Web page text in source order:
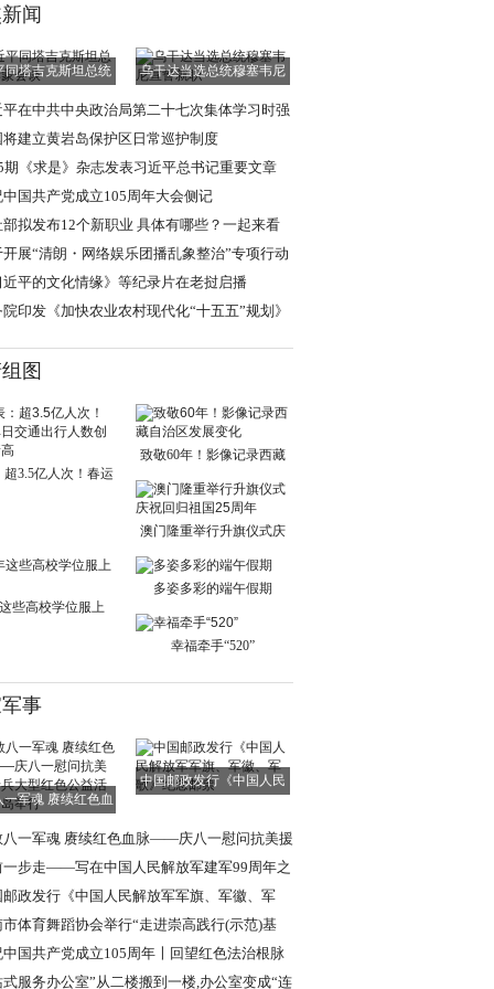
闻
同塔吉克斯坦总统
乌干达当选总统穆塞韦尼
平在中共中央政治局第二十七次集体学习时强
化政治引领
将建立黄岩岛保护区日常巡护制度
期《求是》杂志发表习近平总书记重要文章
中国共产党成立105周年大会侧记
部拟发布12个新职业 具体有哪些？一起来看
开展“清朗・网络娱乐团播乱象整治”专项行动
知
近平的文化情缘》等纪录片在老挝启播
印发《加快农业农村现代化“十五五”规划》
图
超3.5亿人次！春运
致敬60年！影像记录西藏
自治区发展变化
澳门隆重举行升旗仪式庆
祝回归祖国25周
些高校学位服上
多姿多彩的端午假期
幸福牵手“520”
事
一军魂 赓续红色血
中国邮政发行《中国人民
八一军魂 赓续红色血脉——庆八一慰问抗美援
兵大型红色
一步走——写在中国人民解放军建军99周年之
邮政发行《中国人民解放军军旗、军徽、军
纪念邮票
市体育舞蹈协会举行“走进崇高践行(示范)基
牌仪式
中国共产党成立105周年〡回望红色法治根脉
强军法治使
式服务办公室”从二楼搬到一楼,办公室变成“连